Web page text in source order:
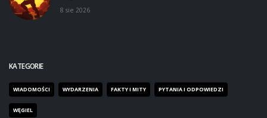
8 sie 2026
KATEGORIE
WIADOMOŚCI WYDARZENIA FAKTY I MITY PYTANIA I ODPOWIEDZI
WĘGIEL